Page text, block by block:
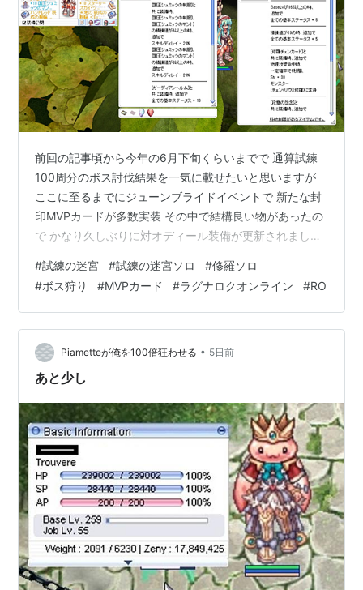
前回の記事頃から今年の6月下旬くらいまでで 通算試練
100周分のボス討伐結果を一気に載せたいと思いますが
ここに至るまでにジューンブライドイベントで 新たな封
印MVPカードが多数実装 その中で結構良い物があったの
で かなり久しぶりに対オディール装備が更新されました
と比べると大分弱いけど 現状存在する普通の肩カードと
比べると値段の割に性能が良かったので 採用しました 鎧
のカードを封印アルフォシオMVPｃへ 既にオディールの
95％Fleeは余裕で足りていますが 殺意の怨念とセット効
果での最大HPUP効果が強い Vit110あればFlee+50も…
#試練の迷宮 #試練の迷宮ソロ #修羅ソロ
#ボス狩り #MVPカード #ラグナロクオンライン #RO
Piametteが俺を100倍狂わせる • 5日前
あと少し